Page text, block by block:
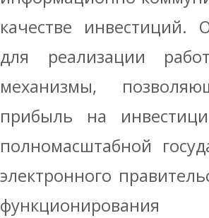
качестве инвестиций.
для реализации
механизмы,
прибыль на
полномасштабной
электронного